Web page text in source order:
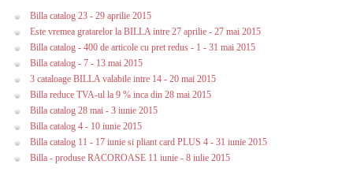
Billa catalog 23 - 29 aprilie 2015
Este vremea gratarelor la BILLA intre 27 aprilie - 27 mai 2015
Billa catalog - 400 de articole cu pret redus - 1 - 31 mai 2015
Billa catalog - 7 - 13 mai 2015
3 cataloage BILLA valabile intre 14 - 20 mai 2015
Billa reduce TVA-ul la 9 % inca din 28 mai 2015
Billa catalog 28 mai - 3 iunie 2015
Billa catalog 4 - 10 iunie 2015
Billa catalog 11 - 17 iunie si pliant card PLUS 4 - 31 iunie 2015
Billa - produse RACOROASE 11 iunie - 8 iulie 2015